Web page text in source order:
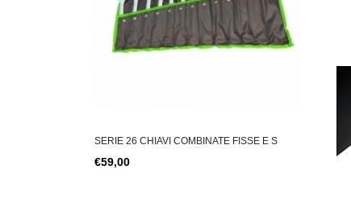
SERIE 26 CHIAVI COMBINATE FISSE E S
€59,00
CATENA